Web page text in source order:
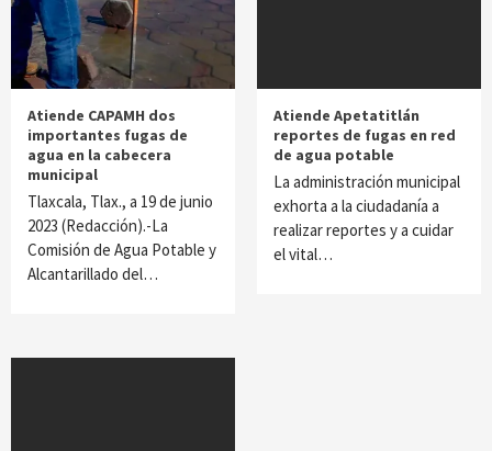
Atiende CAPAMH dos
importantes fugas de
agua en la cabecera
municipal
Tlaxcala, Tlax., a 19 de junio
2023 (Redacción).-La
Comisión de Agua Potable y
Alcantarillado del…
Atiende Apetatitlán
reportes de fugas en red
de agua potable
La administración municipal
exhorta a la ciudadanía a
realizar reportes y a cuidar
el vital…